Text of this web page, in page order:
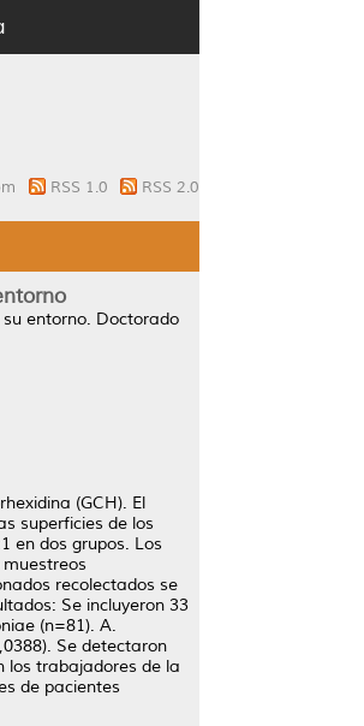
RSS 1.0 RSS 2.0
entorno. Doctorado
(GCH). El
superficies de los
en dos grupos. Los
recolectados se
Se incluyeron 33
(n=81). A.
Se detectaron
los trabajadores de la
de pacientes